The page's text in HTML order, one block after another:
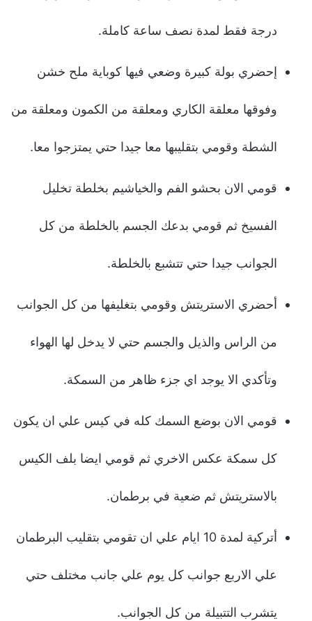
درجة فقط لمدة نصف ساعة كاملة.
إحضري بولة كبيرة وضعي فيها كوباية ملح خشن
وفوقها معلقة الكاري ومعلقة من الكمون ومعلقة من
الشطة وقومي بتقليبها معا جيدا حتي يمتزجوا معا.
قومي الان بحشو الفم والخياشيم بخلطة تخليل
الفسيخ ثم قومي بدعك الجسم بالخلطة من كل
الجوانب جيدا حتي تتشبع بالخلطة.
أحضري الاستريتش وقومي بتغليفها من كل الجوانب
من الراس والذيل والجسم حتي لا يدخل لها الهواء
وتأكدي الا يوجد اي جزء ظاهر من السمكة.
قومي الان بوضع السمك كله في كيس علي ان يكون
كل سمكة عكس الاخري ثم قومي ايضا بلف الكيس
بالاستريتش ثم ضعية في برطمان.
أتركية لمدة 10 ايام علي ان تقومي بتقليب البرطمان
علي الاربع جوانب كل يوم علي جانب مختلف حتي
يتشرب التتبيلة من كل الجوانب.